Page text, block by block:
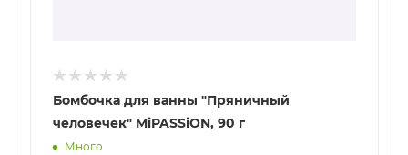
Бомбочка для ванны "Пряничный
человечек" MiPASSiON, 90 г
Много